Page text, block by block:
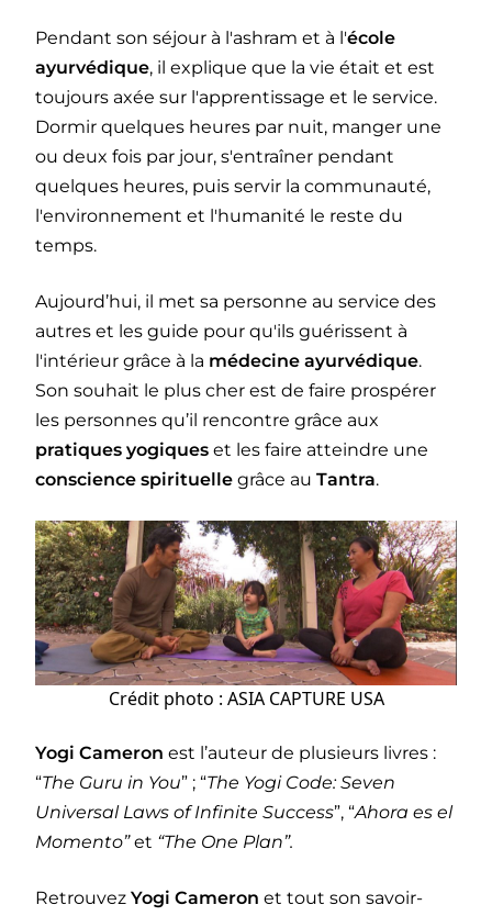
Pendant son séjour à l'ashram et à l'école
ayurvédique, il explique que la vie était et est
toujours axée sur l'apprentissage et le service.
Dormir quelques heures par nuit, manger une
ou deux fois par jour, s'entraîner pendant
quelques heures, puis servir la communauté,
l'environnement et l'humanité le reste du
temps.
Aujourd’hui, il met sa personne au service des
autres et les guide pour qu'ils guérissent à
l'intérieur grâce à la médecine ayurvédique.
Son souhait le plus cher est de faire prospérer
les personnes qu’il rencontre grâce aux
pratiques yogiques et les faire atteindre une
conscience spirituelle grâce au Tantra.
Crédit photo : ASIA CAPTURE USA
Yogi Cameron est l’auteur de plusieurs livres :
“The Guru in You” ; “The Yogi Code: Seven
Universal Laws of Infinite Success”, “Ahora es el
Momento”et “The One Plan”.
Retrouvez Yogi Cameron et tout son savoir-